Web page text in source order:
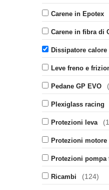
Carene in Epotex
Carene in fibra di
Dissipatore
Leve freno e
Pedane GP EVO
Plexiglass racing
Protezioni leva
Protezioni motore
Protezioni pompa
Ricambi (124)